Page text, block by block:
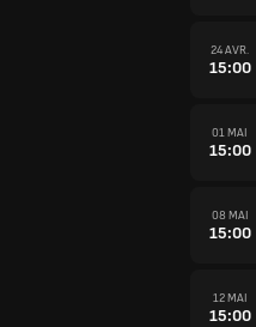
24 AVR.
15:00
01 MAI
15:00
08 MAI
15:00
12 MAI
15:00